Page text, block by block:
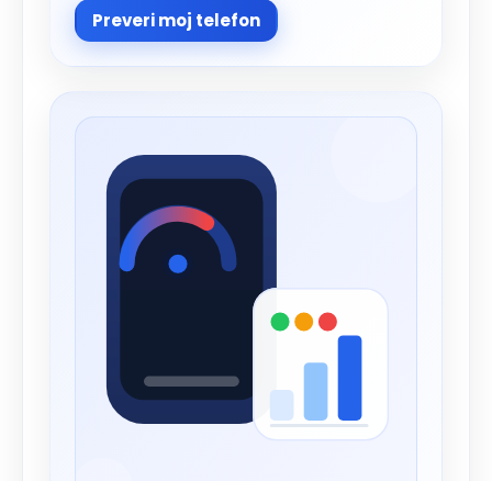
Preveri moj telefon